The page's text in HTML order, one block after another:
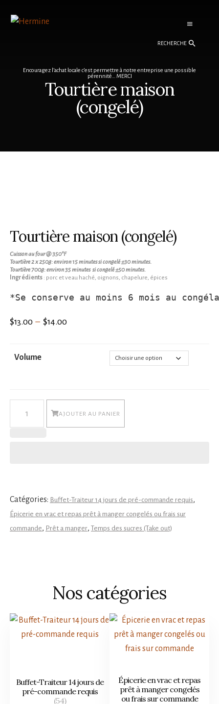
Encouragez l’achat locale c’est permettre à notre entreprise une possible
pérennité… MERCI
content
Recherche
Tourtière maison
(congelé)
Tourtière maison (congelé)
Cuisson au four @ 350°F
Tourtière 2 x 250g: environ 15 minutes si congelé ±30 minutes.
Tourtière 700g: environ 35 minutes si congelé ±50 minutes.
Ingrédients : porc et veau haché, oignons, chapelure, épices
*Se conserve au moins 6 mois au
$13.00 – $14.00
Volume
AJOUTER AU PANIER
Catégories: Buffet-Traiteur 14 jours de pré-commande requis,
Épicerie en vrac et repas prêt à manger congelés ou frais sur
commande, Prêt a manger, Temps des sucres (Take out)
Nos catégories
Buffet-Traiteur 14 jours de
pré-commande requis
(54)
Épicerie en vrac et repas
prêt à manger congelés
ou frais sur commande